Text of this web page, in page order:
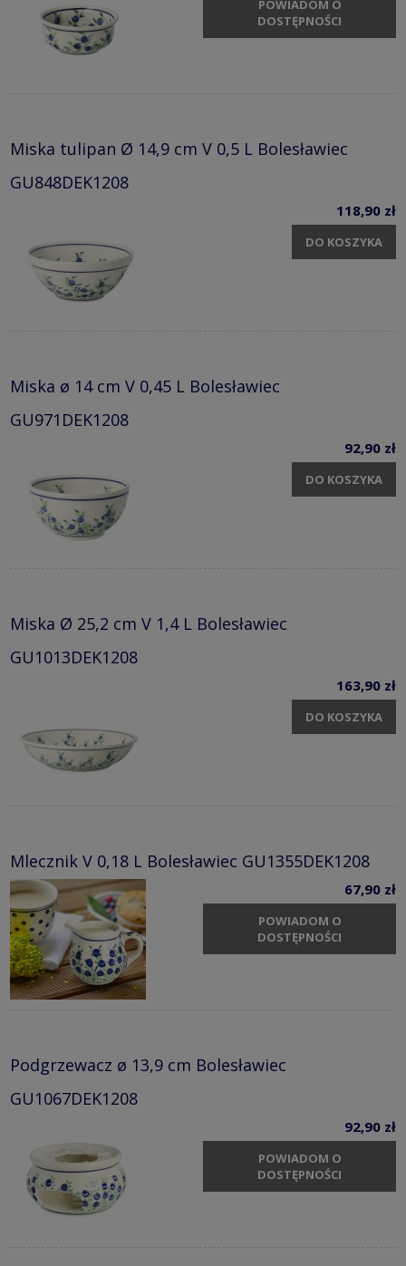
POWIADOM O
DOSTĘPNOŚCI
Miska tulipan Ø 14,9 cm V 0,5 L Bolesławiec
GU848DEK1208
118,90 zł
DO KOSZYKA
Miska ø 14 cm V 0,45 L Bolesławiec
GU971DEK1208
92,90 zł
DO KOSZYKA
Miska Ø 25,2 cm V 1,4 L Bolesławiec
GU1013DEK1208
163,90 zł
DO KOSZYKA
Mlecznik V 0,18 L Bolesławiec GU1355DEK1208
67,90 zł
POWIADOM O
DOSTĘPNOŚCI
Podgrzewacz ø 13,9 cm Bolesławiec
GU1067DEK1208
92,90 zł
POWIADOM O
DOSTĘPNOŚCI